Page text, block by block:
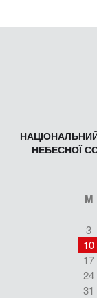
НЕБЕСНОЇ
M
3
10
17
24
31